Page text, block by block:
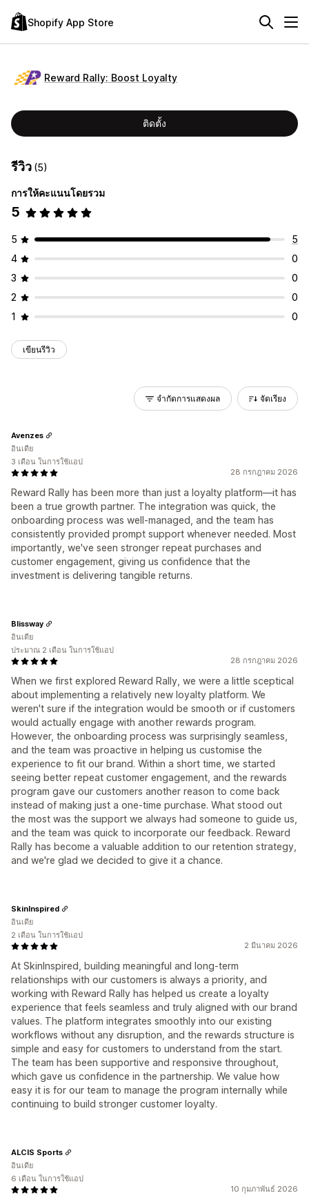
Shopify App Store
Reward Rally: Boost Loyalty
ติดตั้ง
รีวิว (5)
การให้คะแนนโดยรวม
5
5
5
4
0
3
0
2
0
1
0
เขียนรีวิว
จำกัดการแสดงผล จัดเรียง
28 กรกฎาคม 2026
Reward Rally has been more than just a loyalty platform—it has
been a true growth partner. The integration was quick, the
onboarding process was well-managed, and the team has
consistently provided prompt support whenever needed. Most
importantly, we've seen stronger repeat purchases and
customer engagement, giving us confidence that the
investment is delivering tangible returns.
Avenzes
อินเดีย
3 เดือน ในการใช้แอป
28 กรกฎาคม 2026
When we first explored Reward Rally, we were a little sceptical
about implementing a relatively new loyalty platform. We
weren't sure if the integration would be smooth or if customers
would actually engage with another rewards program.
However, the onboarding process was surprisingly seamless,
and the team was proactive in helping us customise the
experience to fit our brand. Within a short time, we started
seeing better repeat customer engagement, and the rewards
program gave our customers another reason to come back
instead of making just a one-time purchase. What stood out
the most was the support we always had someone to guide us,
and the team was quick to incorporate our feedback. Reward
Rally has become a valuable addition to our retention strategy,
and we're glad we decided to give it a chance.
Blissway
อินเดีย
ประมาณ 2 เดือน ในการใช้แอป
2 มีนาคม 2026
At SkinInspired, building meaningful and long-term
relationships with our customers is always a priority, and
working with Reward Rally has helped us create a loyalty
experience that feels seamless and truly aligned with our brand
values. The platform integrates smoothly into our existing
workflows without any disruption, and the rewards structure is
simple and easy for customers to understand from the start.
The team has been supportive and responsive throughout,
which gave us confidence in the partnership. We value how
easy it is for our team to manage the program internally while
continuing to build stronger customer loyalty.
SkinInspired
อินเดีย
2 เดือน ในการใช้แอป
10 กุมภาพันธ์ 2026
ALCIS Sports
อินเดีย
6 เดือน ในการใช้แอป